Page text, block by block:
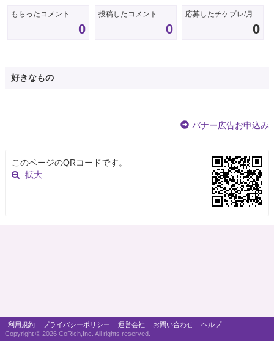
もらったコメント
0
投稿したコメント
0
応募したチケプレ/月
0
好きなもの
バナー広告お申込み
このページのQRコードです。
拡大
利用規約 プライバシーポリシー 運営会社 お問い合わせ
ヘルプ
Copyright © 2026 CoRich,Inc. All rights reserved.